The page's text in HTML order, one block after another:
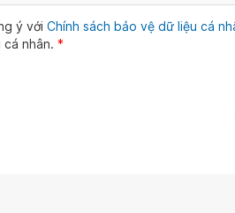
ý với Chính sách bảo vệ dữ liệu cá
nhân. *